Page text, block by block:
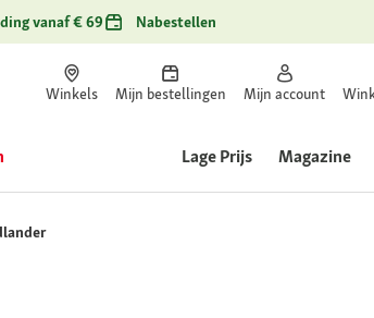
vanaf € 69 Nabestellen
Winkels Mijn bestellingen Mijn account
Lage Prijs Magazine